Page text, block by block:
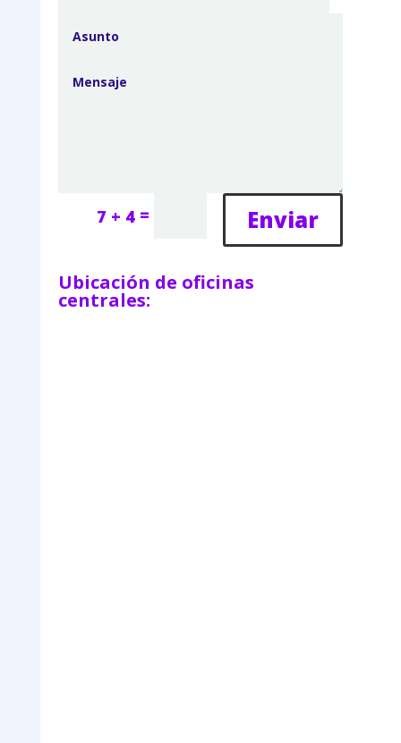
7 + 4 = Enviar
Ubicación de oficinas
centrales: